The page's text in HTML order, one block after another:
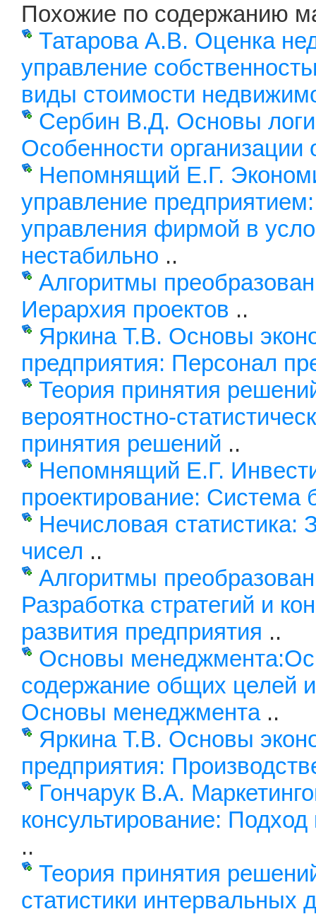
Похожие по содержанию
Татарова А.В. Оценка
управление
виды стоимости
Сербин В.Д. Основы
Особенности организации
Непомнящий Е.Г.
управление
управления фирмой в
нестабильно ..
Алгоритмы
Иерархия проектов ..
Яркина Т.В. Основы
предприятия: Персонал
Теория принятия
вероятностно-
принятия решений ..
Непомнящий Е.Г.
проектирование: Система
Нечисловая статистика:
чисел ..
Алгоритмы
Разработка стратегий и
развития предприятия ..
Основы
содержание общих целей
Основы менеджмента..
Яркина Т.В. Основы
предприятия:
Гончарук В.А.
консультирование:
..
Теория принятия
статистики интервальных